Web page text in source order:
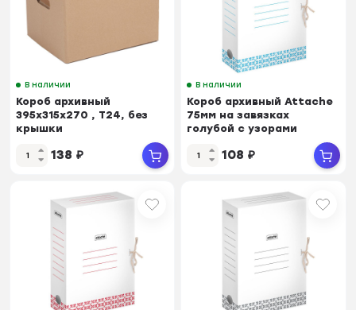
В наличии
Короб архивный
395х315х270 , Т24, без
крышки
138 ₽
В наличии
Короб архивный Attache
75мм на завязках
голубой с узорами
108 ₽